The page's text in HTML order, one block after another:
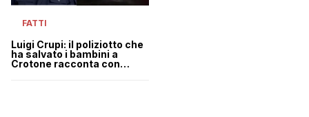
FATTI
Luigi Crupi: il poliziotto che
ha salvato i bambini a
Crotone racconta con